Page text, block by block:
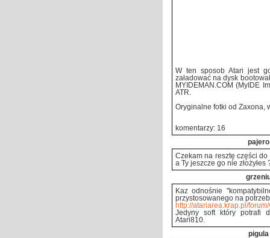
W ten sposob Atari jest
załadować na dysk
MYIDEMAN.COM (MyIDE
ATR.
Oryginalne fotki od Zaxona,
komentarzy: 16
pajero
Czekam na resztę części do
a Ty jeszcze go nie złożyłes
Kaz odnośnie
przystosowanego na
http://atariarea.krap.pl/
Jedyny soft który potrafi
Atari810.
pigula